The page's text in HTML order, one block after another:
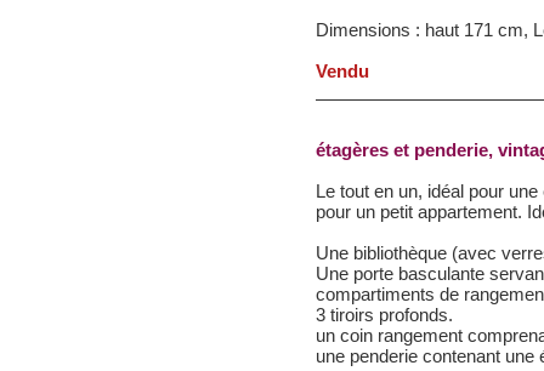
Dimensions : haut 171 cm,
Vendu
étagères et penderie,
Le tout en un, idéal pour
pour un petit appartement.
Une bibliothèque (avec
Une porte basculante
compartiments de
3 tiroirs profonds.
un coin rangement
une penderie contenant une